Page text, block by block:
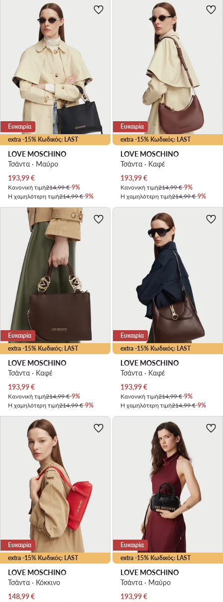
extra -15% Κωδικός: LAST
Ευκαιρία
LOVE MOSCHINO
Τσάντα · Μαύρο
Τρέχουσα τιμή
193,99€
Κανονική τιμή214,99 €-9%
Η χαμηλότερη τιμή214,99 €-9%
extra -15% Κωδικός: LAST
Ευκαιρία
LOVE MOSCHINO
Τσάντα · Καφέ
Τρέχουσα τιμή
193,99€
Κανονική τιμή214,99 €-9%
Η χαμηλότερη τιμή214,99 €-9%
extra -15% Κωδικός: LAST
Ευκαιρία
LOVE MOSCHINO
Τσάντα · Καφέ
Τρέχουσα τιμή
193,99€
Κανονική τιμή214,99 €-9%
Η χαμηλότερη τιμή214,99 €-9%
extra -15% Κωδικός: LAST
Ευκαιρία
LOVE MOSCHINO
Τσάντα · Καφέ
Τρέχουσα τιμή
193,99€
Κανονική τιμή214,99 €-9%
Η χαμηλότερη τιμή214,99 €-9%
extra -15% Κωδικός: LAST
Ευκαιρία
LOVE MOSCHINO
Τσάντα · Κόκκινο
Τρέχουσα τιμή
148,99€
extra -15% Κωδικός: LAST
Ευκαιρία
LOVE MOSCHINO
Τσάντα · Μαύρο
Τρέχουσα τιμή
193,99€